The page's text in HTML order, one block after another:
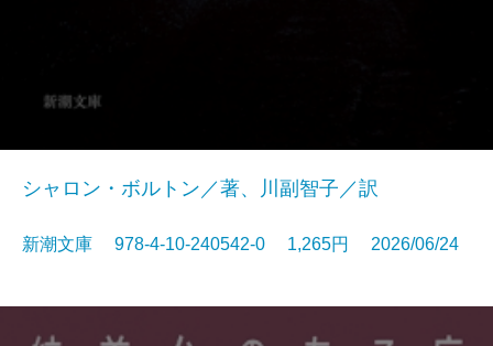
シャロン・ボルトン／著、川副智子／訳
新潮文庫 978-4-10-240542-0 1,265円 2026/06/24